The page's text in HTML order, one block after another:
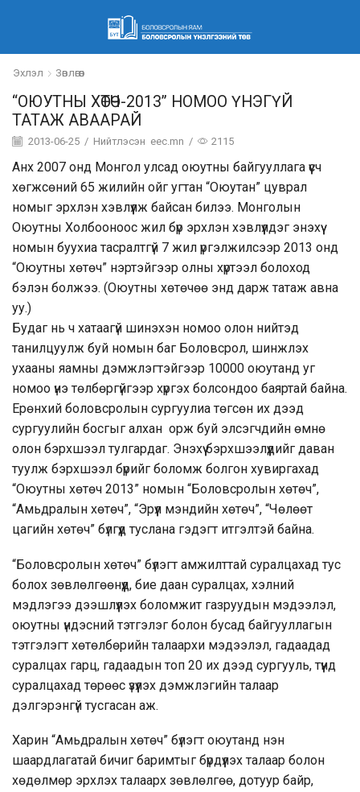
Эхлэл Зөвлөгөөн
“ОЮУТНЫ ХӨТӨЧ-2013” НОМОО ҮНЭГҮЙ
ТАТАЖ АВААРАЙ
2013-06-25 / Нийтлэсэн eec.mn / 2115
Анх 2007 онд Монгол улсад оюутны байгууллага үүсч
хөгжсөний 65 жилийн ойг угтан “Оюутан” цуврал
номыг эрхлэн хэвлүүлж байсан билээ. Монголын
Оюутны Холбооноос жил бүр эрхлэн хэвлүүлдэг энэхүү
номын буухиа тасралтгүй 7 жил үргэлжилсээр 2013 онд
“Оюутны хөтөч” нэртэйгээр олны хүртээл болоход
бэлэн болжээ. (Оюутны хөтөчөө энд дарж татаж авна
уу.)
Будаг нь ч хатаагүй шинэхэн номоо олон нийтэд
танилцуулж буй номын баг Боловсрол, шинжлэх
ухааны яамны дэмжлэгтэйгээр 10000 оюутанд уг
номоо үнэ төлбөргүйгээр хүргэх болсондоо баяртай байна.
Ерөнхий боловсролын сургуулиа төгсөн их дээд
сургуулийн босгыг алхан орж буй элсэгчдийн өмнө
олон бэрхшээл тулгардаг. Энэхүү бэрхшээлүүдийг даван
туулж бэрхшээл бүрийг боломж болгон хувиргахад
“Оюутны хөтөч 2013” номын “Боловсролын хөтөч”,
“Амьдралын хөтөч”, “Эрүүл мэндийн хөтөч”, “Чөлөөт
цагийн хөтөч” бүлгүүд туслана гэдэгт итгэлтэй байна.
“Боловсролын хөтөч” бүлэгт амжилттай суралцахад тус
болох зөвлөлгөөнүүд, бие даан суралцах, хэлний
мэдлэгээ дээшлүүлэх боломжит газруудын мэдээлэл,
оюутны үндэсний тэтгэлэг болон бусад байгууллагын
тэтгэлэгт хөтөлбөрийн талаархи мэдээлэл, гадаадад
суралцах гарц, гадаадын топ 20 их дээд сургууль, түүнд
суралцахад төрөөс үзүүлэх дэмжлэгийн талаар
дэлгэрэнгүй тусгасан аж.
Харин “Амьдралын хөтөч” бүлэгт оюутанд нэн
шаардлагатай бичиг баримтыг бүрдүүлэх талаар болон
хөдөлмөр эрхлэх талаарх зөвлөлгөө, дотуур байр,